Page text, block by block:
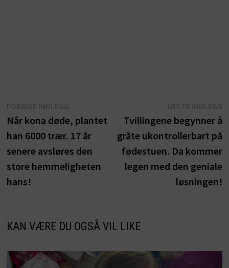
innlegg:
Når kona døde, plantet
han 6000 trær. 17 år
senere avsløres den
store hemmeligheten
hans!
Tvillingene begynner å
gråte ukontrollerbart på
fødestuen. Da kommer
legen med den geniale
løsningen!
KAN VÆRE DU OGSÅ VIL LIKE